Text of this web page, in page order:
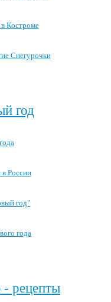
Костроме
Снегурочки
год
России
год"
года
рецепты